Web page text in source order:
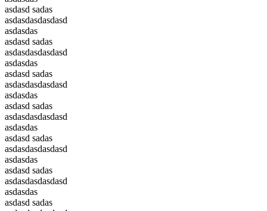
asdasd sadas
asdasdasdasdasd
asdasdas
asdasd sadas
asdasdasdasdasd
asdasdas
asdasd sadas
asdasdasdasdasd
asdasdas
asdasd sadas
asdasdasdasdasd
asdasdas
asdasd sadas
asdasdasdasdasd
asdasdas
asdasd sadas
asdasdasdasdasd
asdasdas
asdasd sadas